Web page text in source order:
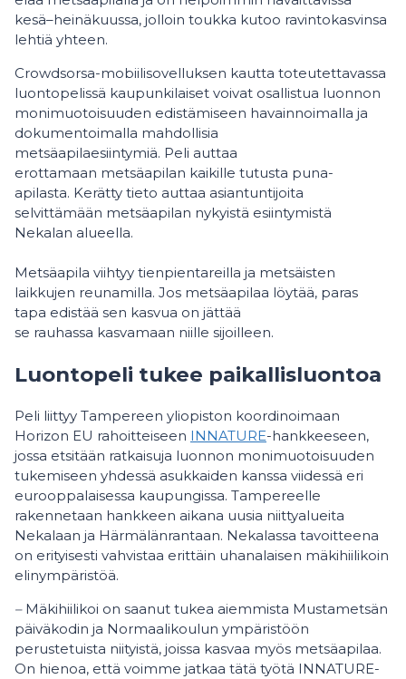
kesä–heinäkuussa, jolloin toukka kutoo ravintokasvinsa
lehtiä yhteen.
Crowdsorsa-mobiilisovelluksen kautta toteutettavassa
luontopelissä kaupunkilaiset voivat osallistua luonnon
monimuotoisuuden edistämiseen havainnoimalla ja
dokumentoimalla mahdollisia
metsäapilaesiintymiä. Peli auttaa
erottamaan metsäapilan kaikille tutusta puna-
apilasta. Kerätty tieto auttaa asiantuntijoita
selvittämään metsäapilan nykyistä esiintymistä
Nekalan alueella.
Metsäapila viihtyy tienpientareilla ja metsäisten
laikkujen reunamilla. Jos metsäapilaa löytää, paras
tapa edistää sen kasvua on jättää
se rauhassa kasvamaan niille sijoilleen.
Luontopeli tukee paikallisluontoa
Peli liittyy Tampereen yliopiston koordinoimaan
Horizon EU rahoitteiseen INNATURE-hankkeeseen,
jossa etsitään ratkaisuja luonnon monimuotoisuuden
tukemiseen yhdessä asukkaiden kanssa viidessä eri
eurooppalaisessa kaupungissa. Tampereelle
rakennetaan hankkeen aikana uusia niittyalueita
Nekalaan ja Härmälänrantaan. Nekalassa tavoitteena
on erityisesti vahvistaa erittäin uhanalaisen mäkihiilikoin
elinympäristöä.
– Mäkihiilikoi on saanut tukea aiemmista Mustametsän
päiväkodin ja Normaalikoulun ympäristöön
perustetuista niityistä, joissa kasvaa myös metsäapilaa.
On hienoa, että voimme jatkaa tätä työtä INNATURE-